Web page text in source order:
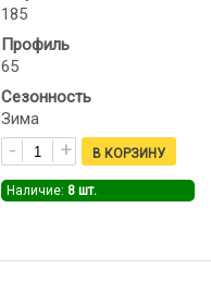
185
Профиль
65
Сезонность
Зима
Наличие: 8 шт.